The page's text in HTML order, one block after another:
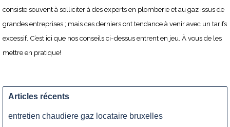
consiste souvent à solliciter à des experts en plomberie et au gaz issus de
grandes entreprises ; mais ces derniers ont tendance à venir avec un tarifs
excessif. C’est ici que nos conseils ci-dessus entrent en jeu. À vous de les
mettre en pratique!
Articles récents
entretien chaudiere gaz locataire bruxelles